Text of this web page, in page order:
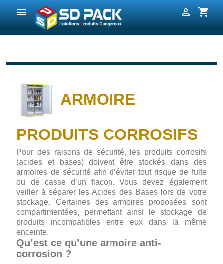
 shopping_cart

ARMOIRE
PRODUITS CORROSIFS
Pour des raisons de sécurité, les produits corrosifs
(acides et bases) doivent être stockés dans des
armoires de sécurité afin d’éviter tout risque de fuite
ou de casse d’un flacon. Vous devez également
veiller à séparer les Acides des Bases lors de votre
stockage. Certaines des armoires proposées sont
compartimentées, permettant ainsi le stockage de
produits incompatibles entre eux dans la même
enceinte.
Qu’est ce qu’une armoire anti-
corrosion ?